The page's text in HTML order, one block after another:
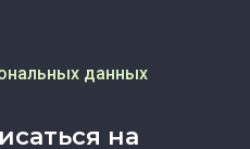
на
данных